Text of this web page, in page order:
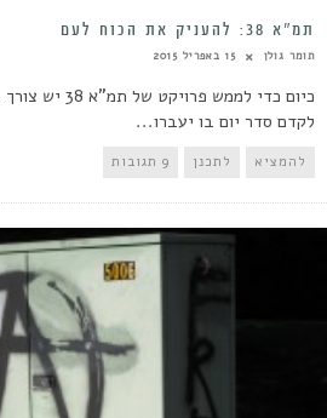
תמ”א 38: להעניק את הכוח לעם
תומר גולן 15 באפריל 2015
כיום כדי לממש
לקדם סדר יום בו יעברו...
להמציא לתכנן 9 תגובות